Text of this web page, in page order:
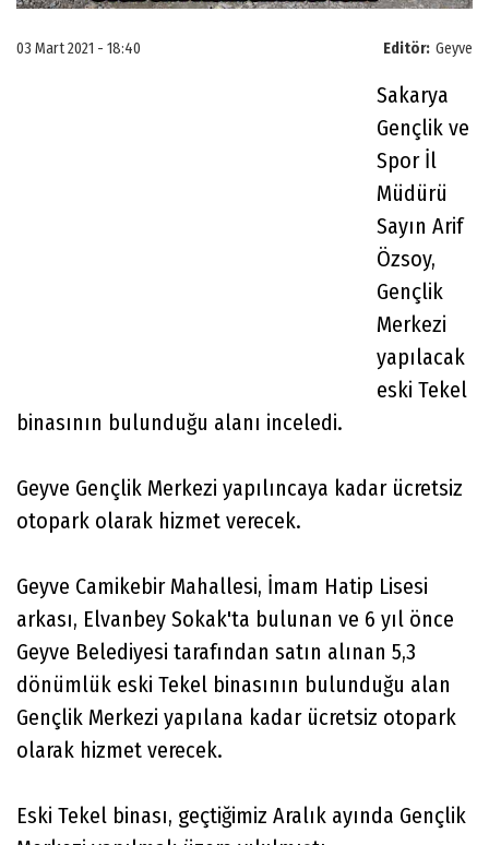
Editör: Geyve
03 Mart 2021 - 18:40
Sakarya
Gençlik ve
Spor İl
Müdürü
Sayın Arif
Özsoy,
Gençlik
Merkezi
yapılacak
eski Tekel
binasının bulunduğu alanı inceledi.
Geyve Gençlik Merkezi yapılıncaya kadar ücretsiz
otopark olarak hizmet verecek.
Geyve Camikebir Mahallesi, İmam Hatip Lisesi
arkası, Elvanbey Sokak'ta bulunan ve 6 yıl önce
Geyve Belediyesi tarafından satın alınan 5,3
dönümlük eski Tekel binasının bulunduğu alan
Gençlik Merkezi yapılana kadar ücretsiz otopark
olarak hizmet verecek.
Eski Tekel binası, geçtiğimiz Aralık ayında Gençlik